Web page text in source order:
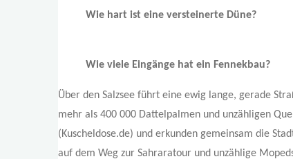
Wie hart ist eine versteinerte Düne?
Wie viele Eingänge hat ein Fennekbau?
Über den Salzsee führt eine ewig lange, gerade
mehr als 400 000 Dattelpalmen und unzähligen
(Kuscheldose.de) und erkunden gemeinsam die
auf dem Weg zur Sahraratour und unzählige